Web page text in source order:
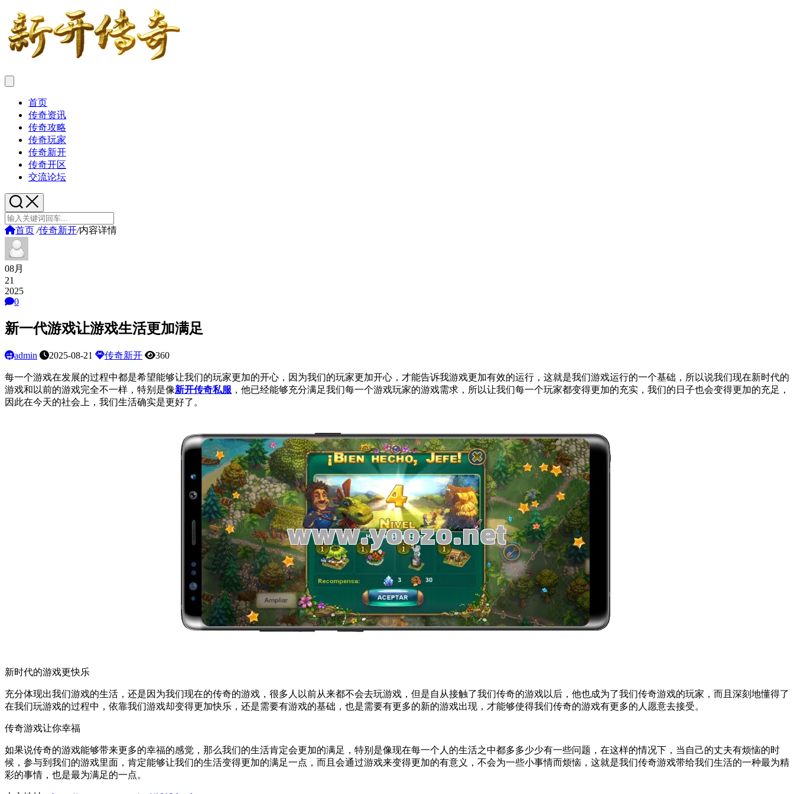
首页
传奇资讯
传奇攻略
传奇玩家
传奇新开
传奇开区
交流论坛
首页 /传奇新开/内容详情
08月
21
2025
0
新一代游戏让游戏生活更加满足
admin 2025-08-21 传奇新开 360
每一个游戏在发展的过程中都是希望能够让我们的玩家更加的开心，因为我们的玩家更加开心，才能告诉我游戏更加有效的运行，这就是我们游戏运行的一个基础，所以说我们现在新时代的
游戏和以前的游戏完全不一样，特别是像新开传奇私服 ，他已经能够充分满足我们每一个游戏玩家的游戏需求，所以让我们每一个玩家都变得更加的充实，我们的日子也会变得更加的充足，
因此在今天的社会上，我们生活确实是更好了。
新时代的游戏更快乐
充分体现出我们游戏的生活，还是因为我们现在的传奇的游戏，很多人以前从来都不会去玩游戏，但是自从接触了我们传奇的游戏以后，他也成为了我们传奇游戏的玩家，而且深刻地懂得了
在我们玩游戏的过程中，依靠我们游戏却变得更加快乐，还是需要有游戏的基础，也是需要有更多的新的游戏出现，才能够使得我们传奇的游戏有更多的人愿意去接受。
传奇游戏让你幸福
如果说传奇的游戏能够带来更多的幸福的感觉，那么我们的生活肯定会更加的满足，特别是像现在每一个人的生活之中都多多少少有一些问题，在这样的情况下，当自己的丈夫有烦恼的时
候，参与到我们的游戏里面，肯定能够让我们的生活变得更加的满足一点，而且会通过游戏来变得更加的有意义，不会为一些小事情而烦恼，这就是我们传奇游戏带给我们生活的一种最为精
彩的事情，也是最为满足的一点。